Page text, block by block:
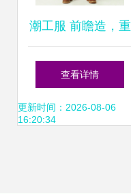
潮工服 前瞻造，重
塑个人形象设计的
职场新势力
查看详情
更新时间：2026-08-06
16:20:34